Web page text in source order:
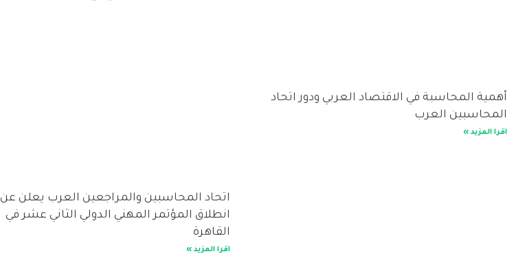
أهمية المحاسبة في الاقتصاد العربي ودور اتحاد
المحاسبين العرب
اقرا المزيد »
اتحاد المحاسبين والمراجعين العرب يعلن عن
انطلاق المؤتمر المهني الدولي الثاني عشر في
القاهرة
اقرا المزيد »